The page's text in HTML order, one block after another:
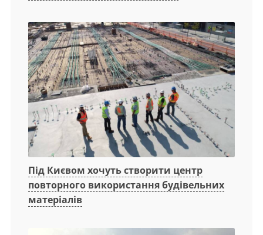
Під Києвом хочуть створити центр
повторного використання будівельних
матеріалів